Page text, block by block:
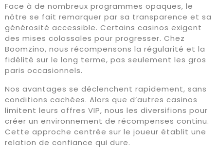
Face à de nombreux programmes opaques, le
nôtre se fait remarquer par sa transparence et sa
générosité accessible. Certains casinos exigent
des mises colossales pour progresser. Chez
Boomzino, nous récompensons la régularité et la
fidélité sur le long terme, pas seulement les gros
paris occasionnels.
Nos avantages se déclenchent rapidement, sans
conditions cachées. Alors que d’autres casinos
limitent leurs offres VIP, nous les diversifions pour
créer un environnement de récompenses continu.
Cette approche centrée sur le joueur établit une
relation de confiance qui dure.